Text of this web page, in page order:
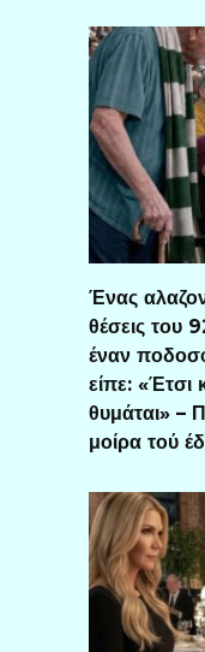
Ένας
θέσεις του
έναν
είπε: «Έτσι
θυμάται» –
μοίρα τού